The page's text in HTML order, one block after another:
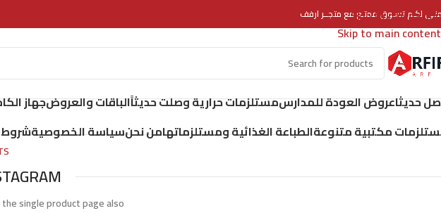
Skip to navigation
Skip to main content
لكـم تسـوق ممتـع مع متجــر ارفف
حديثاعروض العودة للمدارسمستلزمات حرارية وصلت حديثاًالباقات والعروضجهاز
مكتبية متنوعةالطباعة الغذائية ومستلزماتهامن نحنسياسة الخصوصيةشروط
single product page also